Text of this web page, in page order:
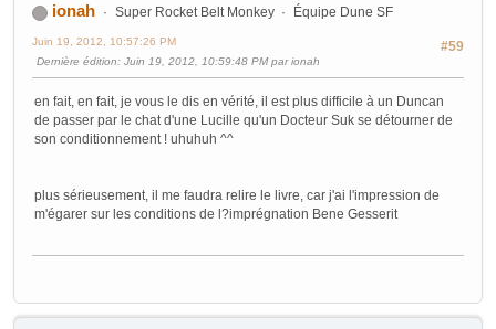
ionah Super Rocket Belt Monkey Équipe Dune SF
#59
Juin 19, 2012, 10:57:26 PM
Dernière édition: Juin 19, 2012, 10:59:48 PM par ionah
en fait, en fait, je vous le dis en vérité, il est plus difficile à un Duncan
de passer par le chat d'une Lucille qu'un Docteur Suk se détourner de
son conditionnement ! uhuhuh ^^
plus sérieusement, il me faudra relire le livre, car j'ai l'impression de
m'égarer sur les conditions de l?imprégnation Bene Gesserit